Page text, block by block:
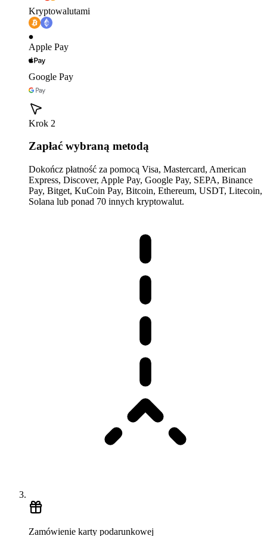
Kryptowalutami
Apple Pay
Google Pay
Krok 2
Zapłać wybraną metodą
Dokończ płatność za pomocą Visa, Mastercard, American
Express, Discover, Apple Pay, Google Pay, SEPA, Binance
Pay, Bitget, KuCoin Pay, Bitcoin, Ethereum, USDT, Litecoin,
Solana lub ponad 70 innych kryptowalut.
Zamówienie karty podarunkowej